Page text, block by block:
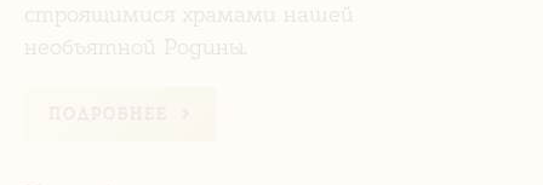
строящимися храмами нашей
необъятной Родины.